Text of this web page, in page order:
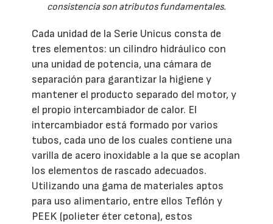
consistencia son atributos fundamentales.
Cada unidad de la Serie Unicus consta de
tres elementos: un cilindro hidráulico con
una unidad de potencia, una cámara de
separación para garantizar la higiene y
mantener el producto separado del motor, y
el propio intercambiador de calor. El
intercambiador está formado por varios
tubos, cada uno de los cuales contiene una
varilla de acero inoxidable a la que se acoplan
los elementos de rascado adecuados.
Utilizando una gama de materiales aptos
para uso alimentario, entre ellos Teflón y
PEEK (polieter éter cetona), estos